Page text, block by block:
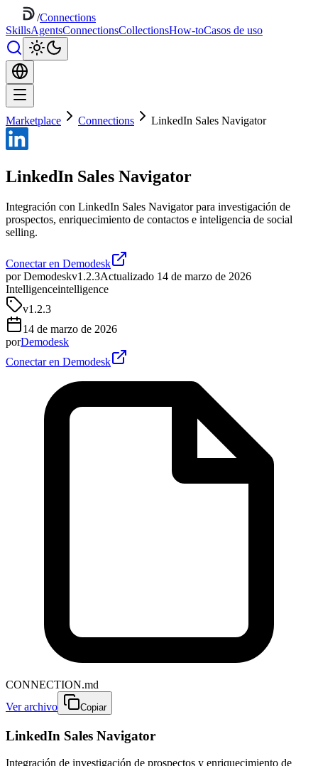
/Connections
SkillsAgentsConnectionsCollectionsHow-toCasos de uso
Marketplace Connections LinkedIn Sales Navigator
LinkedIn Sales Navigator
Integración con LinkedIn Sales Navigator para investigación de
prospectos, enriquecimiento de contactos e inteligencia de social
selling.
Conectar en Demodesk
por Demodeskv1.2.3Actualizado 14 de marzo de 2026
Intelligenceintelligence
v1.2.3
14 de marzo de 2026
porDemodesk
Conectar en Demodesk
CONNECTION.md
Ver archivo
Copiar
LinkedIn Sales Navigator
Integración de investigación de prospectos y enriquecimiento de